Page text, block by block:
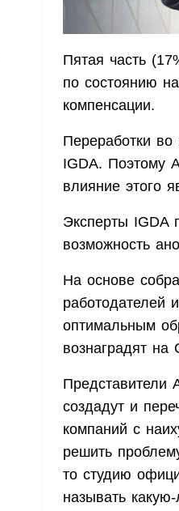
Пятая часть
по состоянию
компенсации.
Переработки
IGDA. Поэтому
влияние этого
Эксперты IGDA
возможность
На основе
работодателей
оптимальным
вознаградят на
Представители
создадут и
компаний с
решить
то студию
называть